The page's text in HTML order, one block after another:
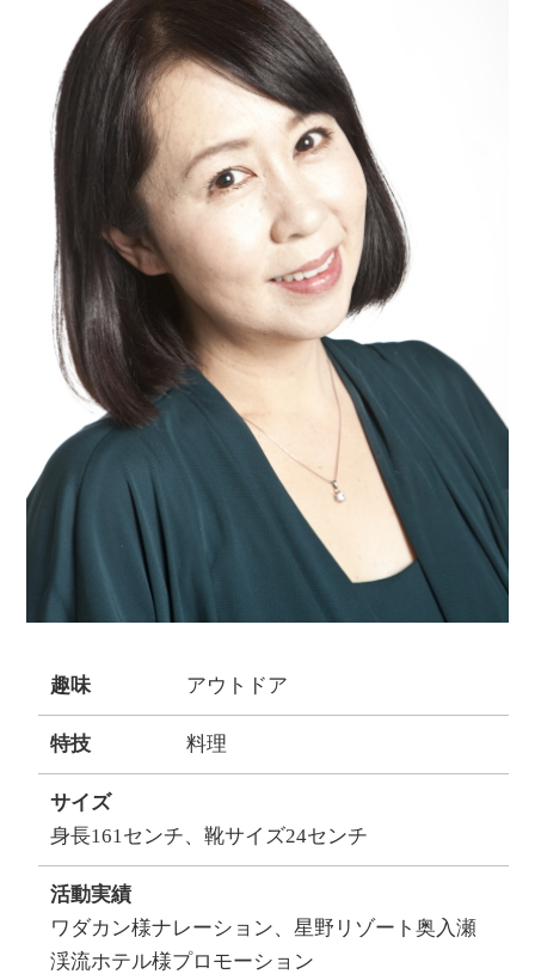
趣味 アウトドア
特技 料理
サイズ
身長161センチ、靴サイズ24センチ
活動実績
ワダカン様ナレーション、星野リゾート奥入瀬
渓流ホテル様プロモーション